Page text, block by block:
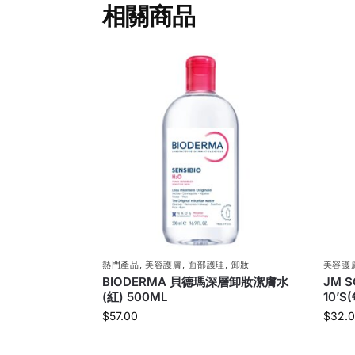
相關商品
熱門產品,美容護膚,面部護理 , 卸妝
BIODERMA 貝德瑪深層卸妝潔膚水
(紅) 500ML
$57.00
美容護
JM
$